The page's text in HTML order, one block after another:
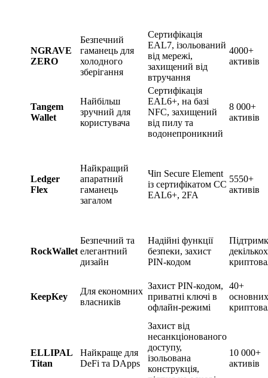
NGRAVE
ZERO
Безпечний
гаманець для
холодного
зберігання
Сертифікація
EAL7, ізольований
від мережі,
захищений від
втручання
4000+
активів
Tangem
Wallet
Найбільш
зручний для
користувача
Сертифікація
EAL6+, на базі
NFC, захищений
від пилу та
водонепроникний
8 000+
активів
Ledger
Flex
Найкращий
апаратний
гаманець
загалом
Чіп Secure Element
із сертифікатом CC
EAL6+, 2FA
5550+
активів
RockWallet
Безпечний та
елегантний
дизайн
Надійні функції
безпеки, захист
PIN-кодом
декількох
KeepKey
Для економних
власників
Захист PIN-кодом,
приватні ключі в
офлайн-режимі
40+
основних
ELLIPAL
Titan
Найкраще для
DeFi та DApps
Захист від
несанкціонованого
доступу,
ізольована
конструкція,
10 000+
активів